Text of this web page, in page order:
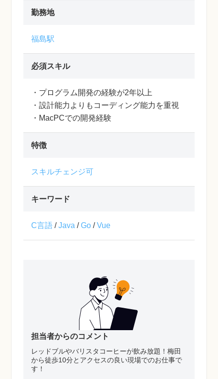
勤務地
福島駅
必須スキル
・プログラム開発の経験が2年以上
・設計能力よりもコーディング能力を重視
・MacPCでの開発経験
特徴
スキルチェンジ可
キーワード
C言語 /Java /Go /Vue
担当者からのコメント
レッドブルやバリスタコーヒーが飲み放題！梅田
から徒歩10分とアクセスの良い現場でのお仕事で
す！